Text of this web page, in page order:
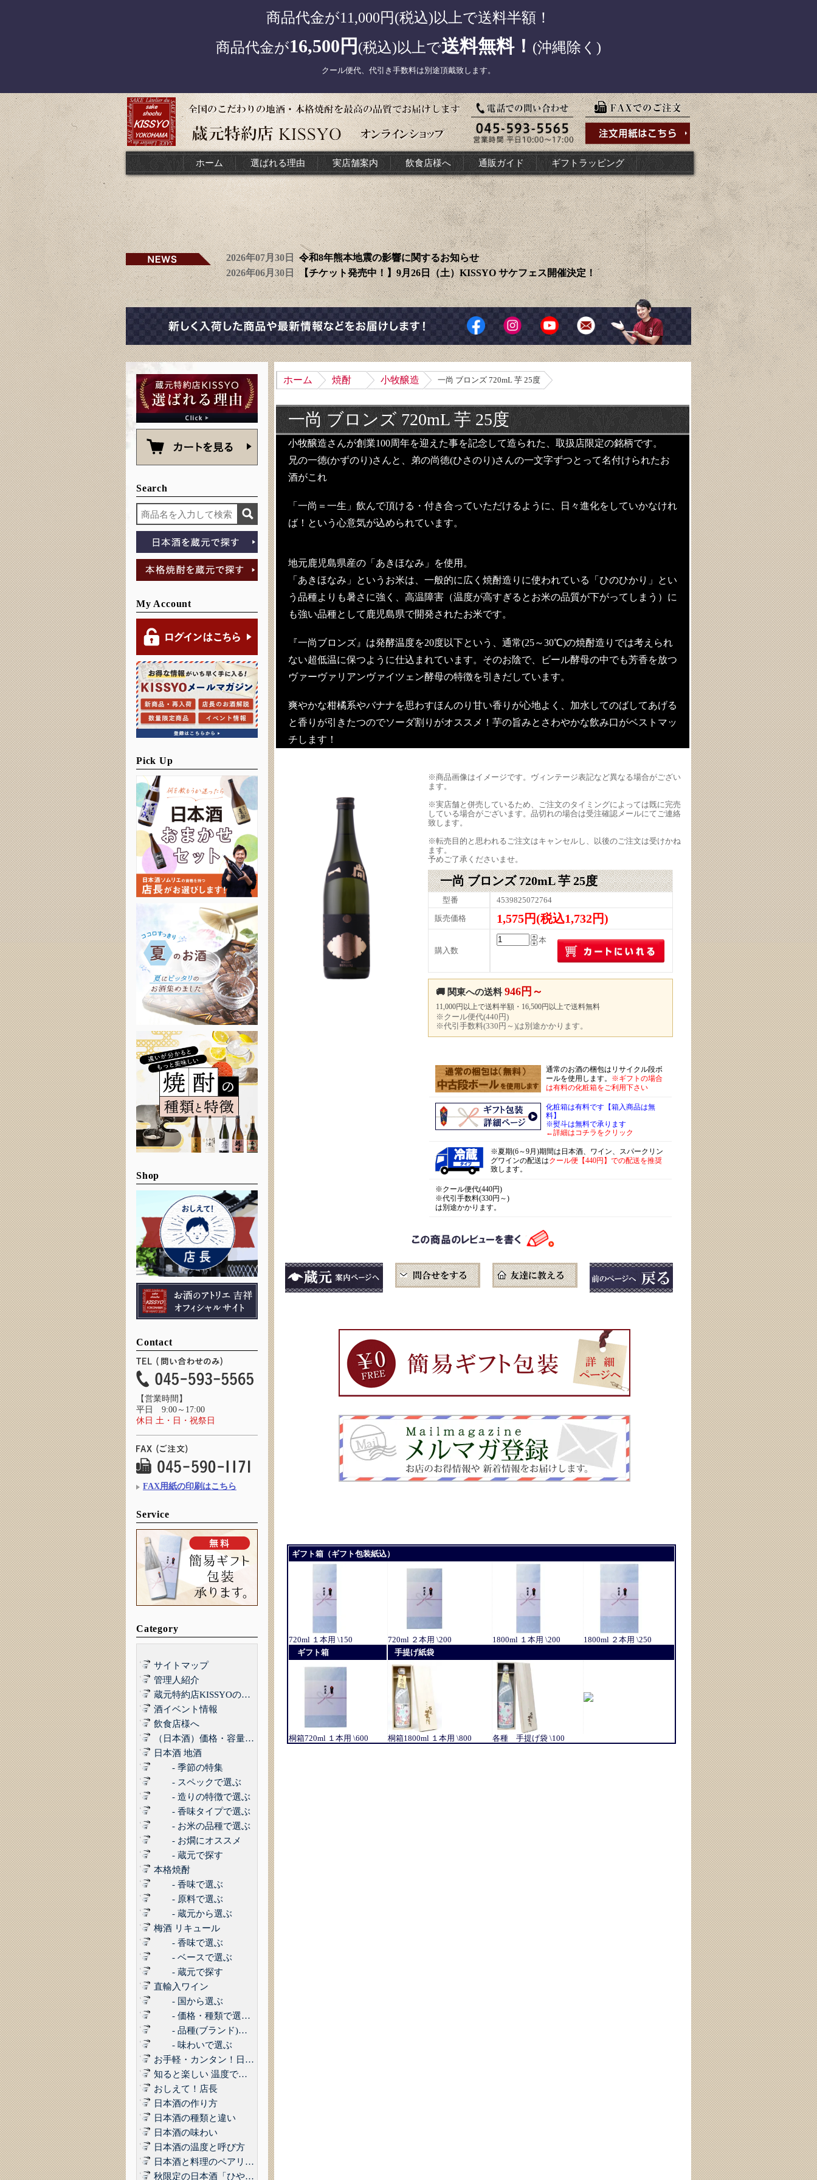
商品代金が11,000円(税込)以上で送料半額！
商品代金が16,500円 (税込)以上で送料無料！ (沖縄除く)
クール便代、代引き手数料は別途頂戴致します。
ホーム 選ばれる理由 実店舗案内 飲食店様へ 通販ガイド ギフトラッピング
2026年07月30日令和8年熊本地震の影響に関するお知らせ
2026年06月30日【チケット発売中！】9月26日（土）KISSYO サケフェス開催決定！
Search
My Account
Pick Up
Shop
Contact
【営業時間】
平日 9:00～17:00
休日 土・日・祝祭日
FAX用紙の印刷はこちら
Service
Category
サイトマップ
管理人紹介
蔵元特約店KISSYOの品質管理について｜最高の品質でお届けするために
酒イベント情報
飲食店様へ
（日本酒）価格・容量で選ぶ
日本酒 地酒
- 季節の特集
- スペックで選ぶ
- 造りの特徴で選ぶ
- 香味タイプで選ぶ
- お米の品種で選ぶ
- お燗にオススメ
- 蔵元で探す
本格焼酎
- 香味で選ぶ
- 原料で選ぶ
- 蔵元から選ぶ
梅酒 リキュール
- 香味で選ぶ
- ベースで選ぶ
- 蔵元で探す
直輸入ワイン
- 国から選ぶ
- 価格・種類で選ぶ(赤,白,ロゼ,スパークリング)
- 品種(ブランド)で選ぶ
- 味わいで選ぶ
お手軽・カンタン！日本酒に合うコンビニおつまみ3選 Vol.1
知ると楽しい 温度で楽しむ日本酒
おしえて！店長
日本酒の作り方
日本酒の種類と違い
日本酒の味わい
日本酒の温度と呼び方
日本酒と料理のペアリング
秋限定の日本酒「ひやおろし」
ホーム 焼酎 小牧醸造 一尚 ブロンズ 720mL 芋 25度
一尚 ブロンズ 720mL 芋 25度
小牧醸造さんが創業100周年を迎えた事を記念して造られた、取扱店限定の銘柄です。
兄の一徳(かずのり)さんと、弟の尚徳(ひさのり)さんの一文字ずつとって名付けられたお
酒がこれ
「一尚＝一生」飲んで頂ける・付き合っていただけるように、日々進化をしていかなけれ
ば！という心意気が込められています。
地元鹿児島県産の「あきほなみ」を使用。
「あきほなみ」というお米は、一般的に広く焼酎造りに使われている「ひのひかり」とい
う品種よりも暑さに強く、高温障害（温度が高すぎるとお米の品質が下がってしまう）に
も強い品種として鹿児島県で開発されたお米です。
『一尚ブロンズ』は発酵温度を20度以下という、通常(25～30℃)の焼酎造りでは考えられ
ない超低温に保つように仕込まれています。そのお陰で、ビール酵母の中でも芳香を放つ
ヴァーヴァリアンヴァイツェン酵母の特徴を引きだしています。
爽やかな柑橘系やバナナを思わすほんのり甘い香りが心地よく、加水してのばしてあげる
と香りが引きたつのでソーダ割りがオススメ！芋の旨みとさわやかな飲み口がベストマッ
チします！
※商品画像はイメージです。ヴィンテージ表記など異なる場合がござい
ます。
※実店舗と併売しているため、ご注文のタイミングによっては既に完売
している場合がございます。品切れの場合は受注確認メールにてご連絡
致します。
※転売目的と思われるご注文はキャンセルし、以後のご注文は受けかね
ます。
予めご了承くださいませ。
一尚 ブロンズ 720mL 芋 25度
型番
4539825072764
販売価格
1,575円(税込1,732円)
購入数
本
🚚 関東への送料 946円～
11,000円以上で送料半額・16,500円以上で送料無料
※クール便代(440円)
※代引手数料(330円～)は別途かかります。
通常のお酒の梱包はリサイクル段ボ
ールを使用します。 ※ギフトの場合
は有料の化粧箱をご利用下さい
化粧箱は有料です【箱入商品は無
料】
※熨斗は無料で承ります
←詳細はコチラをクリック
※夏期(6～9月)期間は日本酒、ワイン、スパークリン
グワインの配送はクール便【440円】での配送を推奨
致します。
※クール便代(440円)
※代引手数料(330円～)
は別途かかります。
ギフト箱（ギフト包装紙込）
720ml １本用 \150 720ml ２本用 \200 1800ml １本用 \200
1800ml ２本用 \250
ギフト箱
手提げ紙袋
桐箱720ml １本用 \600 桐箱1800ml １本用 \800 各種 手提げ袋 \100